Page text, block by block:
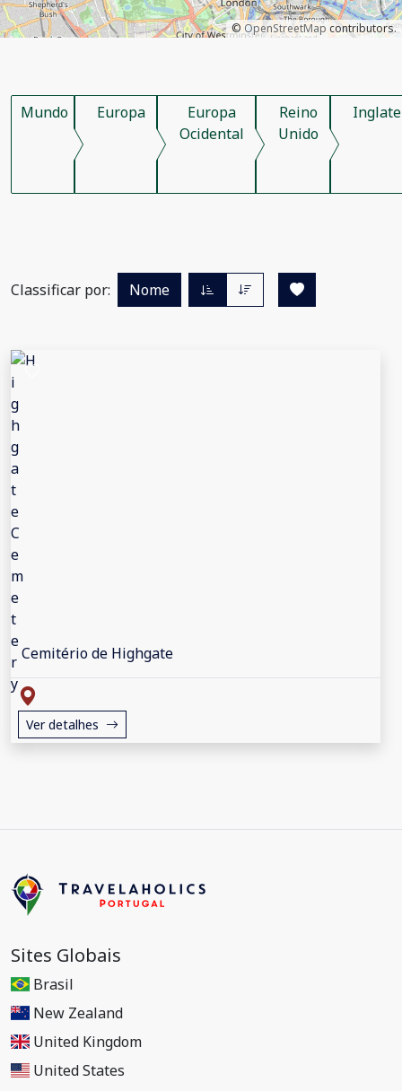
© OpenStreetMapcontributors.
Mundo Europa
Europa
Ocidental
Reino
Unido
Classificar por: Nome
Cemitério de Highgate
Ver detalhes
Sites Globais
Brasil
New Zealand
United Kingdom
United States